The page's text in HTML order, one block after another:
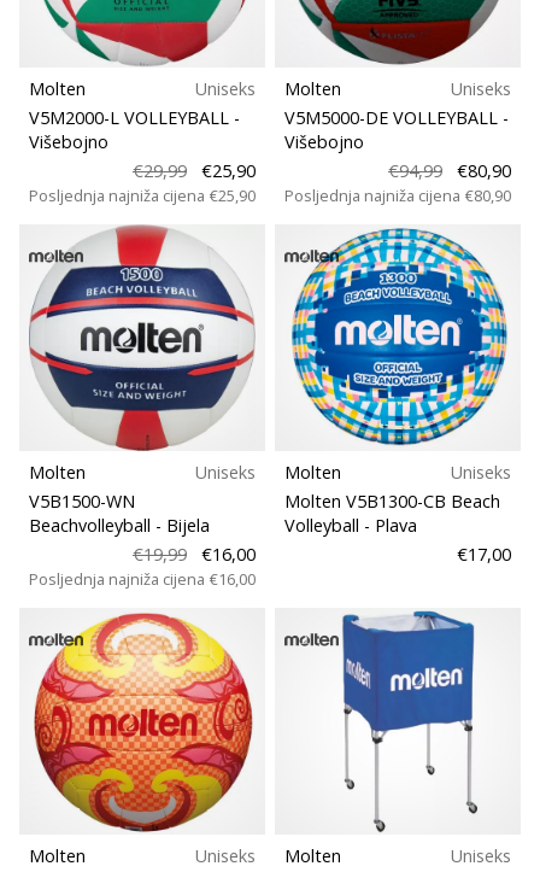
Molten
Uniseks
V5M2000-L VOLLEYBALL -
Višebojno
€29,99
€25,90
Posljednja najniža cijena €25,90
Molten
Uniseks
V5M5000-DE VOLLEYBALL -
Višebojno
€94,99
€80,90
Posljednja najniža cijena €80,90
Molten
Uniseks
V5B1500-WN
Beachvolleyball - Bijela
€19,99
€16,00
Posljednja najniža cijena €16,00
Molten
Uniseks
Molten V5B1300-CB Beach
Volleyball - Plava
€17,00
Molten
Uniseks
Molten
Uniseks